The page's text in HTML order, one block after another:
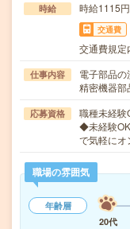
時給 時給1115円
交通費
交通費規定
仕事内容
電子部品
精密機器
応募資格
職種未経験
◆未経験
で気軽に
職場の雰囲気
年齢層
20代